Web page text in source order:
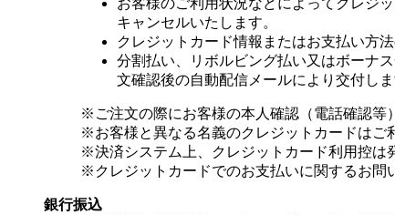
お客様のご利用状況などによってクレジ
キャンセルいたします。
クレジットカード情報またはお支払い方
分割払い、リボルビング払い又はボーナ
文確認後の自動配信メールにより交付しま
※ご注文の際にお客様の本人確認（電話確認等
※お客様と異なる名義のクレジットカードはご
※決済システム上、クレジットカード利用控は
※クレジットカードでのお支払いに関するお問
銀行振込